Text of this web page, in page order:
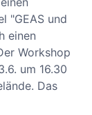
"GEAS und
einen
Workshop
um 16.30
Das